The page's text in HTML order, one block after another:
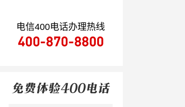
电信400电话办理热线